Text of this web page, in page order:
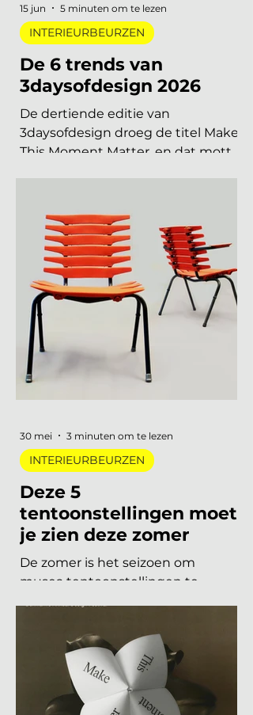
agenda te blokken. Welke
interieurbeurzen, designbeurzen
De 6 trends van
3daysofdesign 2026
De dertiende editie van
2026 meer dan vierhonderd
merken, ruim 120.000 bezoekers,
acht stadsdelen. De zoete pastels
van een paar jaar geleden zijn
verdwenen. Wat overblijft is koeler,
eerlijker en doordachter: koel
metaal, lage zit, diep bordeaux en
een duidelijke voorkeur voor
materiaal met een verhaal. Dit zijn
INTERIEURBEURZEN
15 jun 5 minuten om te lezen
Deze 5
tentoonstellingen moet
je zien deze zomer
herontdekken. Niet als
verplichting, maar als keuze. Want
dit jaar is het aanbod ronduit sterk:
van een lang uitgesteld eerbetoon
aan een Nederlandse
INTERIEURBEURZEN
30 mei 3 minuten om te lezen